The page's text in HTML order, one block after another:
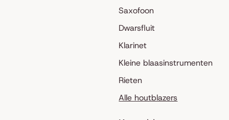
Saxofoon
Dwarsfluit
Klarinet
Kleine blaasinstrumenten
Rieten
Alle houtblazers